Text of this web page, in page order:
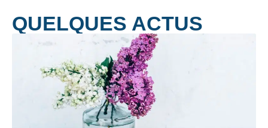
QUELQUES ACTUS